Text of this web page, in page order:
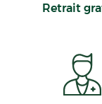
Retrait